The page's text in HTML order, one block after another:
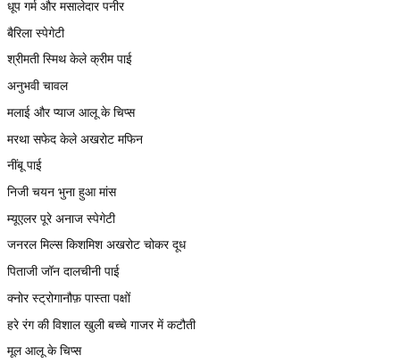
धूप गर्म और मसालेदार पनीर
बैरिला स्पेगेटी
श्रीमती स्मिथ केले क्रीम पाई
अनुभवी चावल
मलाई और प्याज आलू के चिप्स
मरथा सफेद केले अखरोट मफिन
नींबू पाई
निजी चयन भुना हुआ मांस
म्यूएलर पूरे अनाज स्पेगेटी
जनरल मिल्स किशमिश अखरोट चोकर दूध
पिताजी जॉन दालचीनी पाई
क्नोर स्ट्रोगानौफ़ पास्ता पक्षों
हरे रंग की विशाल खुली बच्चे गाजर में कटौती
मूल आलू के चिप्स